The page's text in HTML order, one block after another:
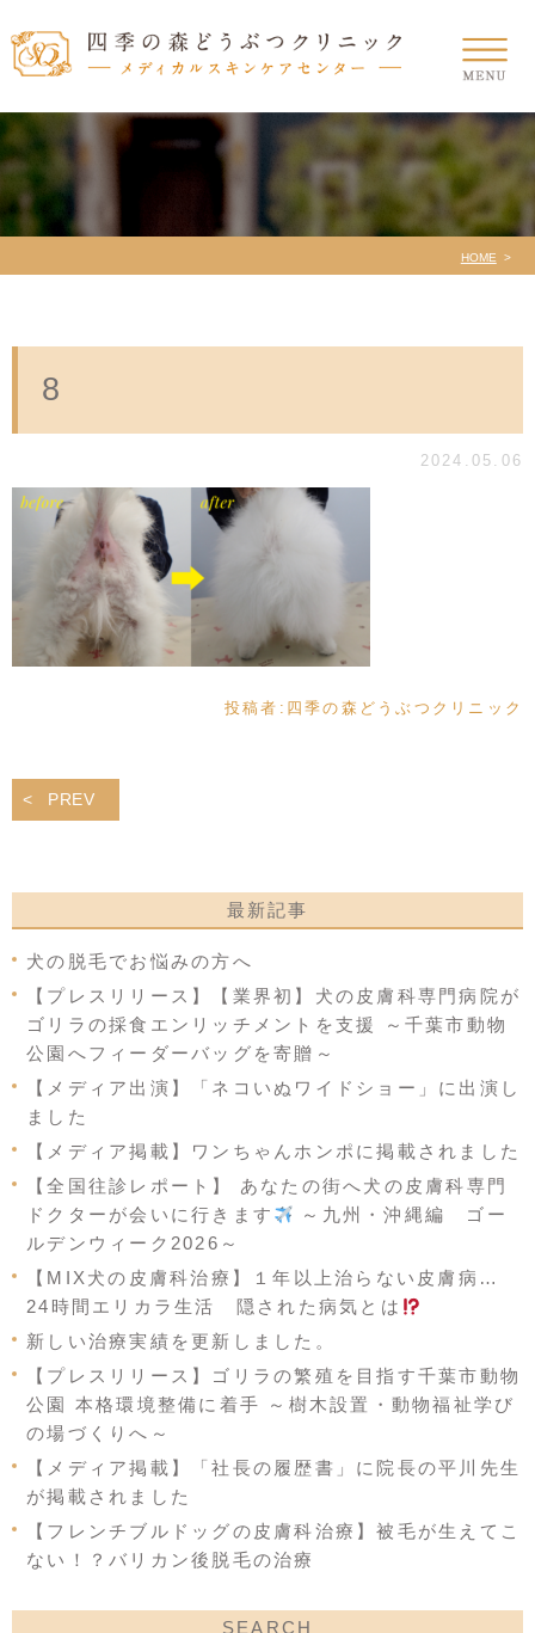
HOME
8
2024.05.06
投稿者: 四季の森どうぶつクリニック
PREV
最新記事
犬の脱毛でお悩みの方へ
【プレスリリース】【業界初】犬の皮膚科専門病院が
ゴリラの採食エンリッチメントを支援 ～千葉市動物
公園へフィーダーバッグを寄贈～
【メディア出演】「ネコいぬワイドショー」に出演し
ました
【メディア掲載】ワンちゃんホンポに掲載されました
【全国往診レポート】 あなたの街へ犬の皮膚科専門
ドクターが会いに行きます
～九州・沖縄編 ゴー
ルデンウィーク2026～
【MIX犬の皮膚科治療】１年以上治らない皮膚病…
24時間エリカラ生活 隠された病気とは
新しい治療実績を更新しました。
【プレスリリース】ゴリラの繁殖を目指す千葉市動物
公園 本格環境整備に着手 ～樹木設置・動物福祉学び
の場づくりへ～
【メディア掲載】「社長の履歴書」に院長の平川先生
が掲載されました
【フレンチブルドッグの皮膚科治療】被毛が生えてこ
ない！？バリカン後脱毛の治療
SEARCH